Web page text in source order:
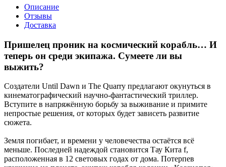
Описание
Отзывы
Доставка
Пришелец проник на космический корабль… И
теперь он среди экипажа. Сумеете ли вы
выжить?
Создатели Until Dawn и The Quarry предлагают окунуться в
кинематографический научно-фантастический триллер.
Вступите в напряжённую борьбу за выживание и примите
непростые решения, от которых будет зависеть развитие
сюжета.
Земля погибает, и времени у человечества остаётся всё
меньше. Последней надеждой становится Тау Кита f,
расположенная в 12 световых годах от дома. Потерпев